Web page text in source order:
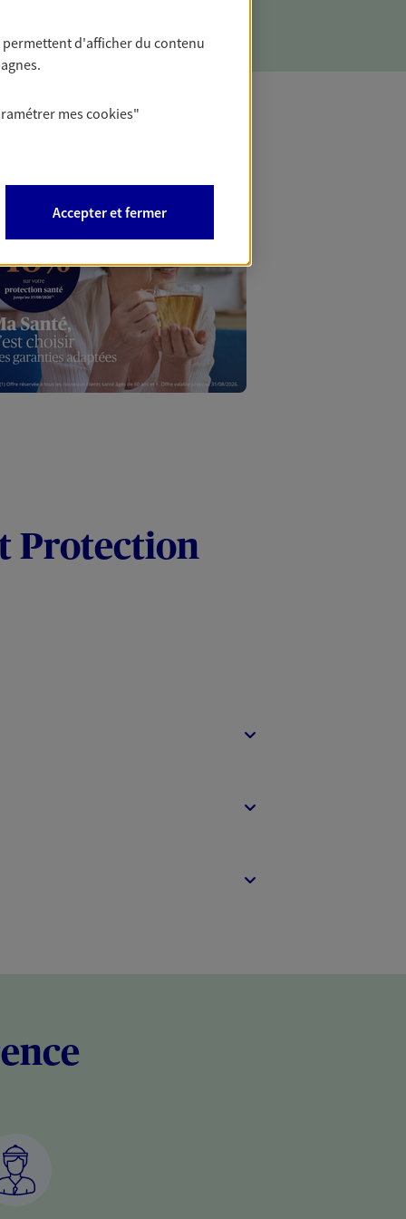
Protection
d'afficher du contenu
mescookies"
Accepter et fermer